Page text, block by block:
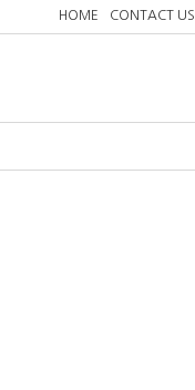
HOME CONTACT US